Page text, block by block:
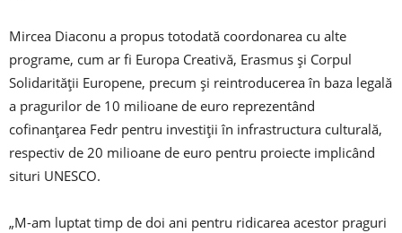
Mircea Diaconu a propus totodată coordonarea cu alte
programe, cum ar fi Europa Creativă, Erasmus și Corpul
Solidarității Europene, precum și reintroducerea în baza legală
a pragurilor de 10 milioane de euro reprezentând
cofinanțarea Fedr pentru investiții în infrastructura culturală,
respectiv de 20 milioane de euro pentru proiecte implicând
situri UNESCO.
„M-am luptat timp de doi ani pentru ridicarea acestor praguri